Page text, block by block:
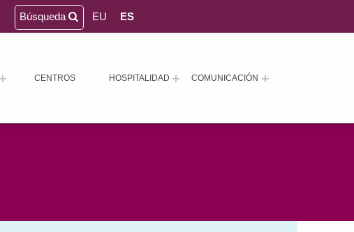
CENTROS HOSPITALIDAD COMUNICACIÓN
Búsqueda EU ES